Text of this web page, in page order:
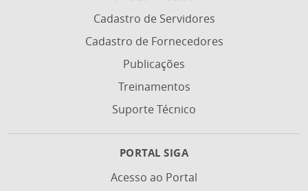
Cadastro de Servidores
Cadastro de Fornecedores
Publicações
Treinamentos
Suporte Técnico
PORTAL SIGA
Acesso ao Portal